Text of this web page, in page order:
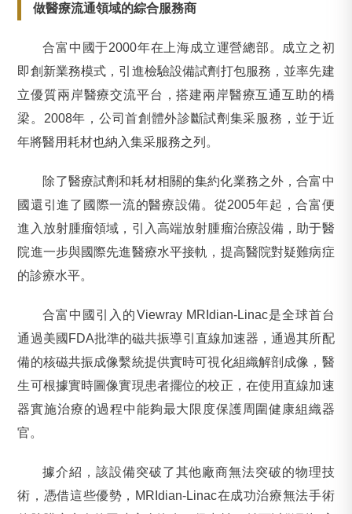
做醫療流通領域的綜合服務商
合富中國于2000年在上海成立運營總部。成立之初
即創新業務模式，引進檢驗設備試劑打包服務，並率先建
立優質兩岸醫療交流平台，搭建兩岸醫療互通互助的橋
梁。2008年，公司首創體外診斷試劑集采服務，並于近
年將醫用耗材也納入集采服務之列。
除了醫療試劑和耗材相關的集約化業務之外，合富中
國還引進了國際一流的醫療設備。從2005年起，合富便
進入放射腫瘤領域，引入高端放射腫瘤治療設備，助于醫
院進一步與國際先進醫療水平接軌，提高醫院對疑難病症
的診療水平。
合富中國引入的Viewray MRIdian-Linac是全球首台
通過美國FDA批準的磁共振導引直線加速器，通過其所配
備的核磁共振成像繫統提供實時可視化組織解剖成像，醫
生可根據實時圖像實現患者擺位的校正，在使用直線加速
器實施治療的過程中能夠最大限度保護周圍健康組織器
官。
據介紹，該設備突破了其他廠商無法突破的物理技
術，憑借這些優勢，MRIdian-Linac在成功治療無法手術